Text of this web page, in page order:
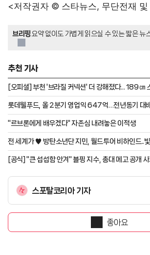
<저작권자 © 스타뉴스, 무단전재 및
브리핑요약 없이도 가볍게 읽으실 수 있는 짧은 뉴
추천 기사
[오피셜] 부천 '브라질 커넥션' 더 강해졌다... 189㎝
입
롯데웰푸드, 올 2분기 영업익 647억…전년동기
"르브론에게 배우겠다" 자존심 내려놓은 이적생
전 세계가 ♥ 방탄소년단 지민, 월드투어 비하인드..
[공식] "큰 섭섭함 안겨" 블핑 지수, 총대 메고 공개
스포탈코리아 기자
좋아요